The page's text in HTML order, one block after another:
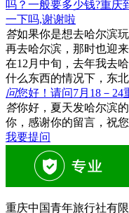
吗？一般要多少钱?重庆
一下吗,谢谢啦
答如果你是想去哈尔滨
再去哈尔滨，那时也迎
在12月中旬，去年我去
什么东西的情况下，东
问您好！请问7月18－24
答你好，夏天发哈尔滨
你，感谢你的留言，祝
我要提问
重庆中国青年旅行社有限